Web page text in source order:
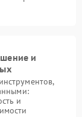
и
и